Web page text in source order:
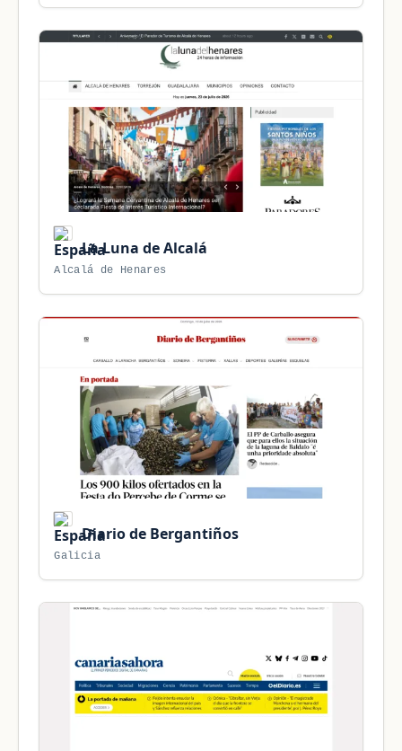
La Luna de Alcalá
Alcalá de Henares
Diario de Bergantiños
Galicia